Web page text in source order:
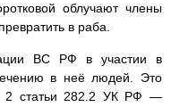
облучают члены
в раба.
ВС РФ в участии в
в неё людей. Это
2 статьи 282.2 УК РФ —